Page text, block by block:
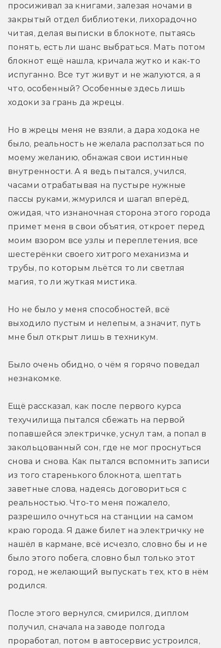
просиживал за книгами, залезая ночами в
закрытый отдел библиотеки, лихорадочно
читая, делая выписки в блокноте, пытаясь
понять, есть ли шанс выбраться. Мать потом
блокнот ещё нашла, кричала жутко и как-то
испуганно. Все тут живут и не жалуются, а я
что, особенный? Особенные здесь лишь
ходоки за грань да жрецы.
Но в жрецы меня не взяли, а дара ходока не
было, реальность не желала расползаться по
моему желанию, обнажая свои истинные
внутренности. А я ведь пытался, учился,
часами отрабатывая на пустыре нужные
пассы руками, жмурился и шагал вперёд,
ожидая, что изнаночная сторона этого города
примет меня в свои объятия, откроет перед
моим взором все узлы и переплетения, все
шестерёнки своего хитрого механизма и
трубы, по которым льётся то ли светлая
магия, то ли жуткая мистика.
Но не было у меня способностей, всё
выходило пустым и нелепым, а значит, путь
мне был открыт лишь в техникум.
Было очень обидно, о чём я горячо поведал
незнакомке.
Ещё рассказал, как после первого курса
техучилища пытался сбежать на первой
попавшейся электричке, уснул там, а попал в
закольцованный сон, где не мог проснуться
снова и снова. Как пытался вспомнить записи
из того старенького блокнота, шептать
заветные слова, надеясь договориться с
реальностью. Что-то меня пожалело,
разрешило очнуться на станции на самом
краю города. Я даже билет на электричку не
нашёл в кармане, всё исчезло, словно бы и не
было этого побега, словно был только этот
город, не желающий выпускать тех, кто в нём
родился.
После этого вернулся, смирился, диплом
получил, сначала на заводе полгода
проработал, потом в автосервис устроился,